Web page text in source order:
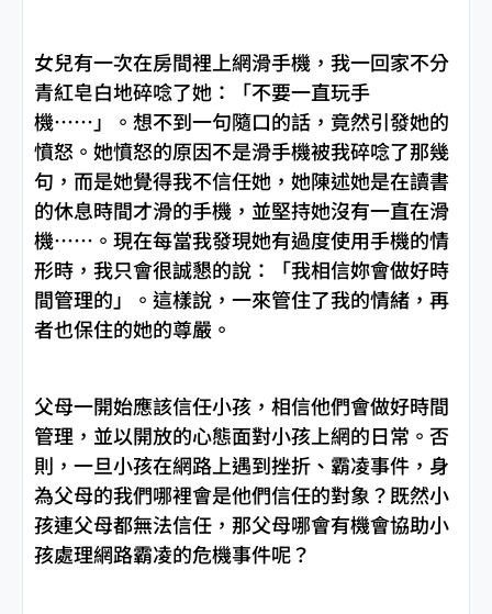
女兒有一次在房間裡上網滑手機，我一回家不分
青紅皂白地碎唸了她：「不要一直玩手
機……」。想不到一句隨口的話，竟然引發她的
憤怒。她憤怒的原因不是滑手機被我碎唸了那幾
句，而是她覺得我不信任她，她陳述她是在讀書
的休息時間才滑的手機，並堅持她沒有一直在滑
機……。現在每當我發現她有過度使用手機的情
形時，我只會很誠懇的說：「我相信妳會做好時
間管理的」。這樣說，一來管住了我的情緒，再
者也保住的她的尊嚴。
父母一開始應該信任小孩，相信他們會做好時間
管理，並以開放的心態面對小孩上網的日常。否
則，一旦小孩在網路上遇到挫折、霸凌事件，身
為父母的我們哪裡會是他們信任的對象？既然小
孩連父母都無法信任，那父母哪會有機會協助小
孩處理網路霸凌的危機事件呢？